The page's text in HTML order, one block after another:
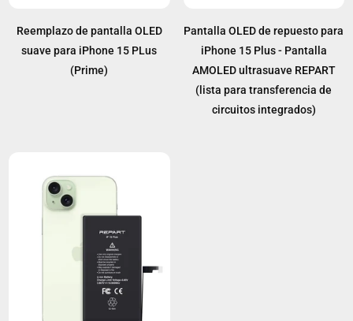
Reemplazo de pantalla OLED
suave para iPhone 15 PLus
(Prime)
Pantalla OLED de repuesto para
iPhone 15 Plus - Pantalla
AMOLED ultrasuave REPART
(lista para transferencia de
circuitos integrados)